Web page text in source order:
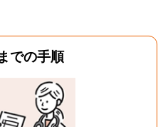
での手順